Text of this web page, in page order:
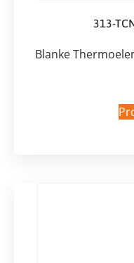
313-
Blanke